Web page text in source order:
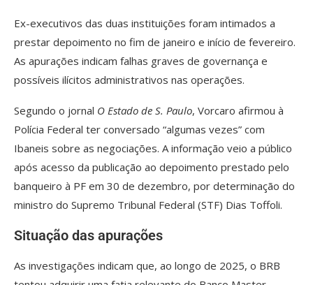
Ex-executivos das duas instituições foram intimados a
prestar depoimento no fim de janeiro e início de fevereiro.
As apurações indicam falhas graves de governança e
possíveis ilícitos administrativos nas operações.
Segundo o jornal O Estado de S. Paulo, Vorcaro afirmou à
Polícia Federal ter conversado “algumas vezes” com
Ibaneis sobre as negociações. A informação veio a público
após acesso da publicação ao depoimento prestado pelo
banqueiro à PF em 30 de dezembro, por determinação do
ministro do Supremo Tribunal Federal (STF) Dias Toffoli.
Situação das apurações
As investigações indicam que, ao longo de 2025, o BRB